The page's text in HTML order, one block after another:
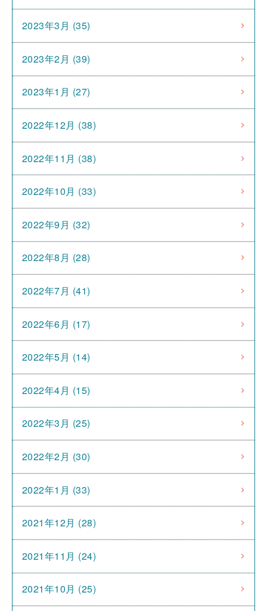
2023年3月 (35)
2023年2月 (39)
2023年1月 (27)
2022年12月 (38)
2022年11月 (38)
2022年10月 (33)
2022年9月 (32)
2022年8月 (28)
2022年7月 (41)
2022年6月 (17)
2022年5月 (14)
2022年4月 (15)
2022年3月 (25)
2022年2月 (30)
2022年1月 (33)
2021年12月 (28)
2021年11月 (24)
2021年10月 (25)